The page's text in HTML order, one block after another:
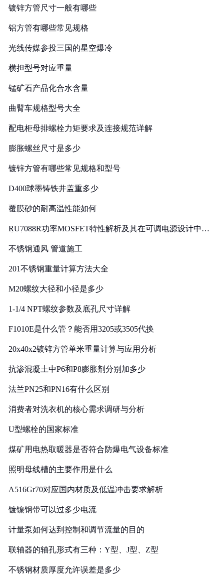
镀锌方管尺寸一般有哪些
铝方管有哪些常见规格
光线传媒参投三国的星空爆冷
横担型号对应重量
锰矿石产品化合水含量
曲臂车规格型号大全
配电柜母排螺栓力矩要求及连接规范详解
膨胀螺丝尺寸是多少
镀锌方管有哪些常见规格和型号
D400球墨铸铁井盖重多少
覆膜砂的耐高温性能如何
RU7088R功率MOSFET特性解析及其在可调电源设计中的
不锈钢通风 管道施工
201不锈钢重量计算方法大全
M20螺纹大径和小径是多少
1-1/4 NPT螺纹参数及底孔尺寸详解
F1010E是什么管？能否用3205或3505代换
20x40x2镀锌方管单米重量计算与应用分析
抗渗混凝土中P6和P8膨胀剂分别加多少
法兰PN25和PN16有什么区别
消费者对洗衣机的核心需求调研与分析
U型螺栓的国家标准
煤矿用电热取暖器是否符合防爆电气设备标准
照明母线槽的主要作用是什么
A516Gr70对应国内材质及低温冲击要求解析
镀镍钢带可以过多少电流
计量泵如何达到控制和调节流量的目的
联轴器的轴孔形式有三种：Y型、J型、Z型
不锈钢材质厚度允许误差是多少